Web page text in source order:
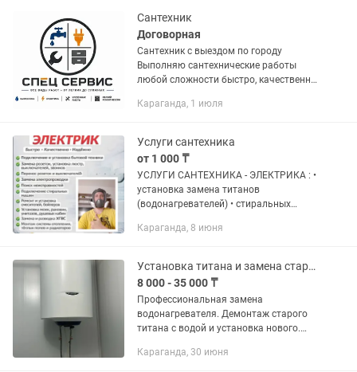
и...
Сантехник
Договорная
Сантехник с выездом по городу
Выполняю сантехнические работы
любой сложности быстро, качественно
Устранение протечек • Замена и
унитазов,...
Караганда, 1 июля
Услуги сантехника
от 1 000 ₸
УСЛУГИ САНТЕХНИКА - ЭЛЕКТРИКА : •
установка замена титанов
(водонагревателей) • стиральных
смесителей и шлангов (возможна
тропический душ •...
Караганда, 8 июня
Установка титана и замена старых водонагревателей
8 000 - 35 000 ₸
Профессиональная замена
водонагревателя. Демонтаж старого
титана с водой и установка нового.
смесителей. Замена и установка
Караганда, 30 июня